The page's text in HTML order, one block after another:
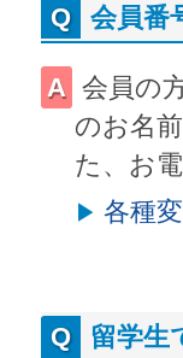
会員番
会員の
のお名
た、お
各種
留学生